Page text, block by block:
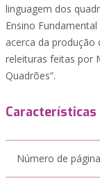
linguagem dos
Ensino
acerca da produção
releituras feitas por
Quadrões”.
Características
Número de